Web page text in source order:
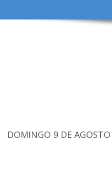
DOMINGO 9 DE